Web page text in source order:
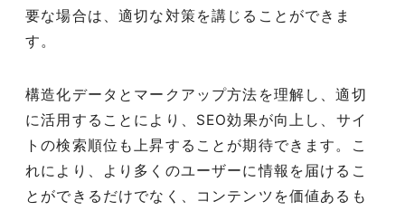
要な場合は、適切な対策を講じることができま
す。
構造化データとマークアップ方法を理解し、適切
に活用することにより、SEO効果が向上し、サイ
トの検索順位も上昇することが期待できます。こ
れにより、より多くのユーザーに情報を届けるこ
とができるだけでなく、コンテンツを価値あるも